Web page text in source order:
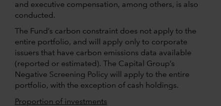
and executive compensation, among others, is also
conducted.
The Fund’s carbon constraint does not apply to the
entire portfolio, and will apply only to corporate
issuers that have carbon emissions data available
(reported or estimated). The Capital Group’s
Negative Screening Policy will apply to the entire
portfolio, with the exception of cash holdings.
Proportion of investments